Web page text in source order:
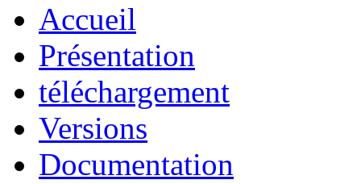
Accueil
Présentation
téléchargement
Versions
Documentation